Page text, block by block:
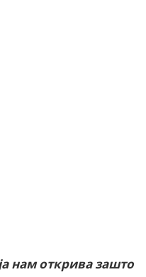
нам открива зашто